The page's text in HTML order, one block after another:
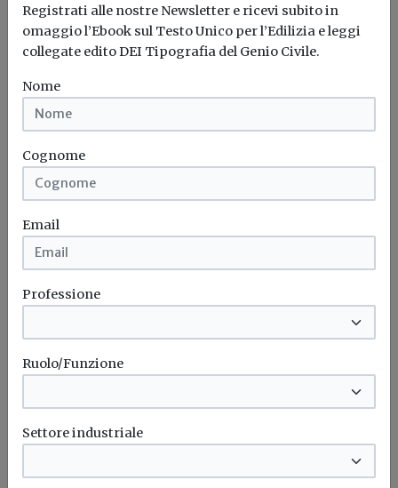
Idrogeno verde, una soluzione per
l'energia del futuro. Ma oggi è ancora
troppo caro
L'obiettivo crescita sostenibile è raggiungibile
attraverso l'utilizzo dell'idrogeno verde. Ma al
rendere la casa più efficiente
Il governo ha allo studio l'introduzione di un nuovo
bonus elettrodomestici, che...
Potrebbe interessarti
Registrati alle nostre Newsletter e ricevi subito in
omaggio l’Ebook sul Testo Unico per l’Edilizia e leggi
collegate edito DEI Tipografia del Genio Civile.
Nome
Cognome
Email
Professione
Ruolo/Funzione
Settore industriale